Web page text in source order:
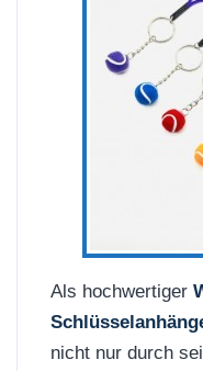
Als hochwertiger
nicht nur durch